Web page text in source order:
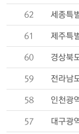
62 세종특
61 제주특
60 경상북
59 전라남
58 인천광
57 대구광